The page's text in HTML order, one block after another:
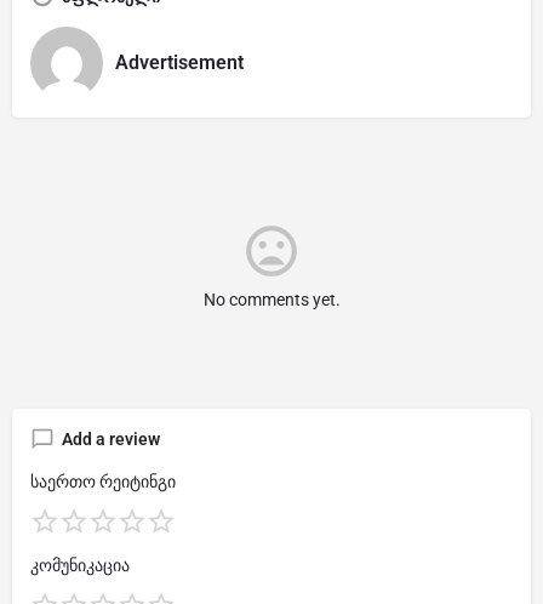
Advertisement
No comments yet.
Add a review
საერთო რეიტინგი
კომუნიკაცია